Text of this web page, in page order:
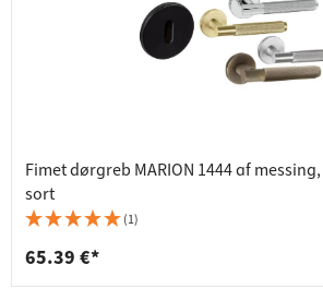
Fimet dørgreb MARION 1444 af
sort
(1)
65.39 €*